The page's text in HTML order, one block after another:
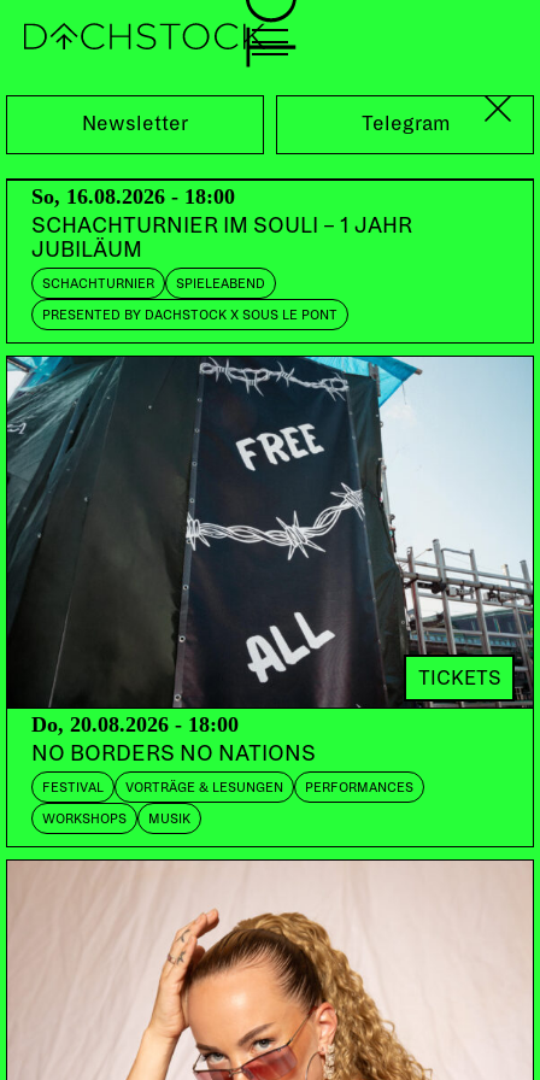
Fr, 19.09.2025
PARTY
WANNA BE VOL. 4: TOXIC
SATIVA YIZA Fribourg
DJ TORTUGA
SPICE_BABES
DOORS:
23:00
VORVERKAUF:
PETZI.CH
ABENDKASSE:
15.-
Sich einmal lang und quer durch die Neonneunziger
peitschen lassen von Gesichtern, die uns ganz
schön bekannt vorkommen. The Babes auf jeden
Fall! Überdrehen im Plastikpalast zu Britney und La
1312 die Kirsche, Wanna be ist nur der Anfang, und
Toxic schon lange vorbei, aber eben doch noch
immer wichtig! Forever young, forever wild. Wanna
come? Wanna stay!
Newsletter Telegram
So, 16.08.2026 - 18:00
SCHACHTURNIER IM SOULI – 1 JAHR
JUBILÄUM
SCHACHTURNIER SPIELEABEND
PRESENTED BY DACHSTOCK X SOUS LE PONT
TICKETS
Do, 20.08.2026 - 18:00
NO BORDERS NO NATIONS
FESTIVAL VORTRÄGE & LESUNGEN PERFORMANCES
WORKSHOPS MUSIK